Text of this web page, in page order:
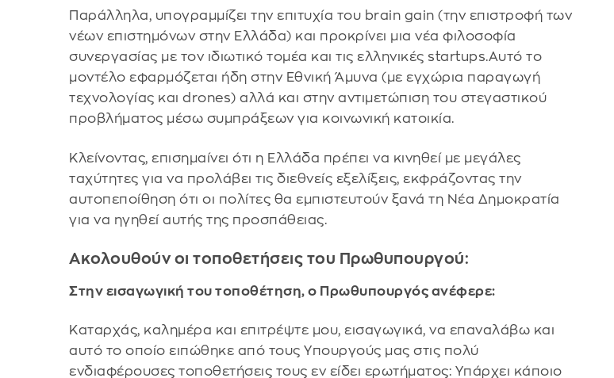
Παράλληλα, υπογραμμίζει την επιτυχία του brain gain (την επιστροφή των
νέων επιστημόνων στην Ελλάδα) και προκρίνει μια νέα φιλοσοφία
συνεργασίας με τον ιδιωτικό τομέα και τις ελληνικές startups.Αυτό το
μοντέλο εφαρμόζεται ήδη στην Εθνική Άμυνα (με εγχώρια παραγωγή
τεχνολογίας και drones) αλλά και στην αντιμετώπιση του στεγαστικού
προβλήματος μέσω συμπράξεων για κοινωνική κατοικία.
Κλείνοντας, επισημαίνει ότι η Ελλάδα πρέπει να κινηθεί με μεγάλες
ταχύτητες για να προλάβει τις διεθνείς εξελίξεις, εκφράζοντας την
αυτοπεποίθηση ότι οι πολίτες θα εμπιστευτούν ξανά τη Νέα Δημοκρατία
για να ηγηθεί αυτής της προσπάθειας.
Ακολουθούν οι τοποθετήσεις του Πρωθυπουργού:
Στην εισαγωγική του τοποθέτηση, ο Πρωθυπουργός ανέφερε:
Καταρχάς, καλημέρα και επιτρέψτε μου, εισαγωγικά, να επαναλάβω και
αυτό το οποίο ειπώθηκε από τους Υπουργούς μας στις πολύ
ενδιαφέρουσες τοποθετήσεις τους εν είδει ερωτήματος: Υπάρχει κάποιο